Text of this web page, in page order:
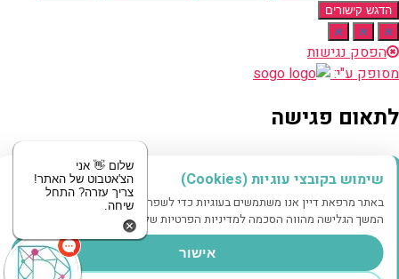
שימוש בקובצי עוגיות (Cookies)
באתר מרפאת דיין אנו משתמשים בעוגיות כדי לשפר את חווית הגלישה שלך.
המשך הגלישה מהווה הסכמה למדיניות הפרטיות שלנו.
אישור
הדגש קישורים
א
א א
הפסק נגישות
מסופק ע"י:
לתאום פגישה
מוזמנים לשלוח לנו הודעה
שם
טלפון
שלום 👋 אני
הצ'אטבוט של האתר!
צריך עזרה? התחל
שיחה.